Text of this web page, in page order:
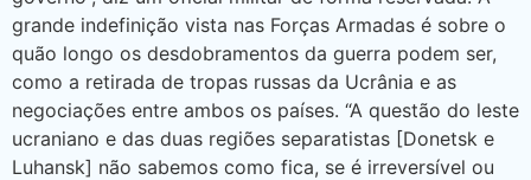
grande indefinição vista nas Forças Armadas é sobre o
quão longo os desdobramentos da guerra podem ser,
como a retirada de tropas russas da Ucrânia e as
negociações entre ambos os países. “A questão do leste
ucraniano e das duas regiões separatistas [Donetsk e
Luhansk] não sabemos como fica, se é irreversível ou